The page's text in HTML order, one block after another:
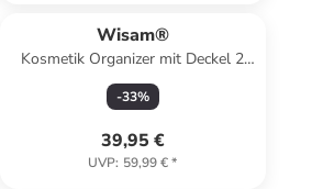
Wisam®
Kosmetik Organizer mit Deckel 2
Schubladen
-33%
39,95 €
UVP: 59,99 €*